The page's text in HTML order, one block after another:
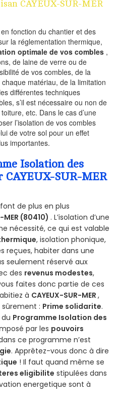
CAYEUX-SUR-MER
fonction du chantier et des
la réglementation thermique,
optimale de vos combles ,
de laine de verre ou de
de vos combles, de la
matériau, de la limitation
différentes techniques
s’il est nécessaire ou non de
etc. Dans le cas d’une
l’isolation de vos combles
de votre sol pour un effet
importantes.
Isolation des
CAYEUX-SUR-MER
de plus en plus
MER (80410) . L’isolation d’une
nécessité, ce qui est valable
, isolation phonique,
reçues, habiter dans une
seulement réservé aux
des revenus modestes,
faites donc partie de ces
à CAYEUX-SUR-MER ,
: Prime solidarite.
Programme Isolation des
par les pouvoirs
ce programme n’est
. Apprêtez-vous donc à dire
! Il faut quand même se
eligibilite stipulées dans
energetique sont à